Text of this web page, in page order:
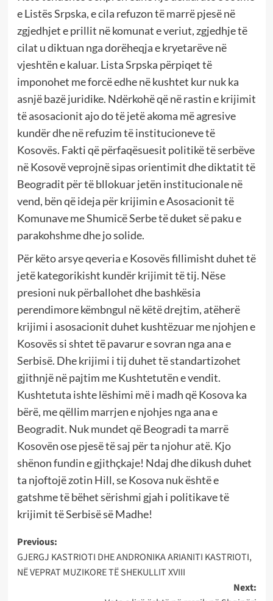
e Listës Srpska, e cila refuzon të marrë pjesë në
zgjedhjet e prillit në komunat e veriut, zgjedhje të
cilat u diktuan nga dorëheqja e kryetarëve në
vjeshtën e kaluar. Lista Srpska përpiqet të
imponohet me forcë edhe në kushtet kur nuk ka
asnjë bazë juridike. Ndërkohë që në rastin e krijimit
të asosacionit ajo do të jetë akoma më agresive
kundër dhe në refuzim të institucioneve të
Kosovës. Fakti që përfaqësuesit politikë të serbëve
në Kosovë veprojnë sipas orientimit dhe diktatit të
Beogradit për të bllokuar jetën institucionale në
vend, bën që ideja për krijimin e Asosacionit të
Komunave me Shumicë Serbe të duket së paku e
parakohshme dhe jo solide.
Për këto arsye qeveria e Kosovës fillimisht duhet të
jetë kategorikisht kundër krijimit të tij. Nëse
presioni nuk përballohet dhe bashkësia
perendimore këmbngul në këtë drejtim, atëherë
krijimi i asosacionit duhet kushtëzuar me njohjen e
Kosovës si shtet të pavarur e sovran nga ana e
Serbisë. Dhe krijimi i tij duhet të standartizohet
gjithnjë në pajtim me Kushtetutën e vendit.
Kushtetuta ishte lëshimi më i madh që Kosova ka
bërë, me qëllim marrjen e njohjes nga ana e
Beogradit. Nuk mundet që Beogradi ta marrë
Kosovën ose pjesë të saj për ta njohur atë. Kjo
shënon fundin e gjithçkaje! Ndaj dhe dikush duhet
ta njoftojë zotin Hill, se Kosova nuk është e
gatshme të bëhet sërishmi gjah i politikave të
krijimit të Serbisë së Madhe!
Post
navigation
Previous:
GJERGJ KASTRIOTI DHE ANDRONIKA ARIANITI KASTRIOTI,
NË VEPRAT MUZIKORE TË SHEKULLIT XVIII
Next: